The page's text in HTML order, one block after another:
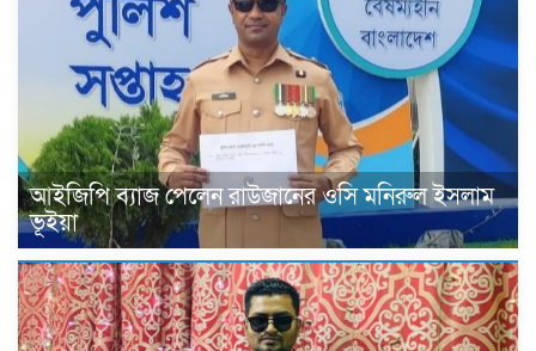
আইজিপি ব্যাজ পেলেন রাউজানের ওসি মনিরুল ইসলাম
ভূইয়া